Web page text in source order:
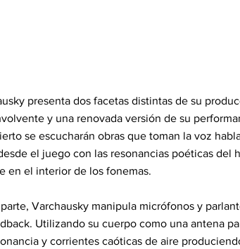
presenta dos facetas distintas de su
y una renovada versión de su
se escucharán obras que toman la voz
el juego con las resonancias poéticas
en el interior de los fonemas.
Varchausky manipula micrófonos y
Utilizando su cuerpo como una antena
y corrientes caóticas de aire